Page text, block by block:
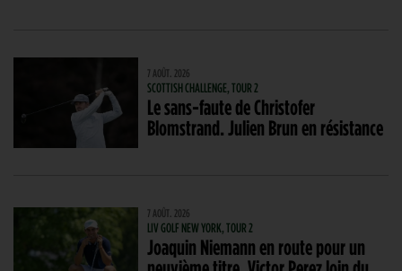
7 AOÛT. 2026
SCOTTISH CHALLENGE, TOUR 2
Le sans-faute de Christofer
Blomstrand. Julien Brun en résistance
7 AOÛT. 2026
LIV GOLF NEW YORK, TOUR 2
Joaquin Niemann en route pour un